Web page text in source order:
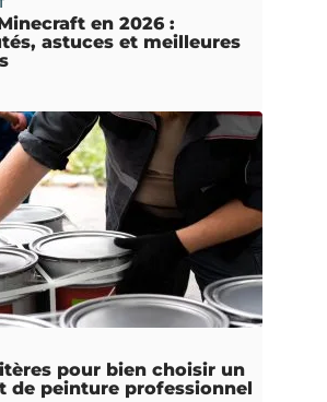
en 2026 :
astuces et meilleures
pour bien choisir un
de peinture professionnel